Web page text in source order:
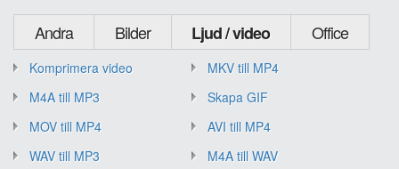
Andra Bilder Ljud / video Office
Komprimera video
MKV till MP4
M4A till MP3
Skapa GIF
MOV till MP4
AVI till MP4
WAV till MP3
M4A till WAV